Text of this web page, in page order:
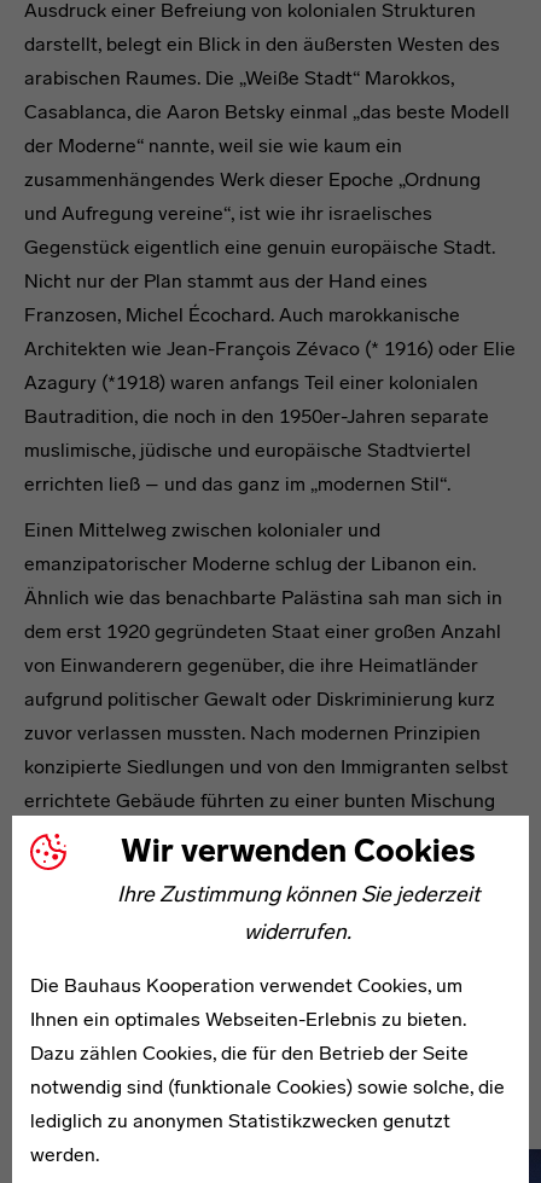
Wir verwenden Cookies
Ihre Zustimmung können Sie jederzeit
widerrufen.
Die Bauhaus Kooperation verwendet Cookies, um
Ihnen ein optimales Webseiten-Erlebnis zu bieten.
Dazu zählen Cookies, die für den Betrieb der Seite
notwendig sind (funktionale Cookies) sowie solche, die
lediglich zu anonymen Statistikzwecken genutzt
werden.
Absatz 7 + 8
Ausdruck einer Befreiung von kolonialen Strukturen
darstellt, belegt ein Blick in den äußersten Westen des
arabischen Raumes. Die „Weiße Stadt“ Marokkos,
Casablanca, die Aaron Betsky einmal „das beste Modell
der Moderne“ nannte, weil sie wie kaum ein
zusammenhängendes Werk dieser Epoche „Ordnung
und Aufregung vereine“, ist wie ihr israelisches
Gegenstück eigentlich eine genuin europäische Stadt.
Nicht nur der Plan stammt aus der Hand eines
Franzosen, Michel Écochard. Auch marokkanische
Architekten wie Jean-François Zévaco (* 1916) oder Elie
Azagury (*1918) waren anfangs Teil einer kolonialen
Bautradition, die noch in den 1950er-Jahren separate
muslimische, jüdische und europäische Stadtviertel
errichten ließ – und das ganz im „modernen Stil“.
Einen Mittelweg zwischen kolonialer und
emanzipatorischer Moderne schlug der Libanon ein.
Ähnlich wie das benachbarte Palästina sah man sich in
dem erst 1920 gegründeten Staat einer großen Anzahl
von Einwanderern gegenüber, die ihre Heimatländer
aufgrund politischer Gewalt oder Diskriminierung kurz
zuvor verlassen mussten. Nach modernen Prinzipien
konzipierte Siedlungen und von den Immigranten selbst
errichtete Gebäude führten zu einer bunten Mischung
moderner und eklektizistischer Viertel, deren
bauhistorisches Erbe bis heute nicht vollständig
aufgearbeitet ist. Herausragende Architekten wie Farid
Trad (*1901), Antoine Tabet (*1907) oder später auch